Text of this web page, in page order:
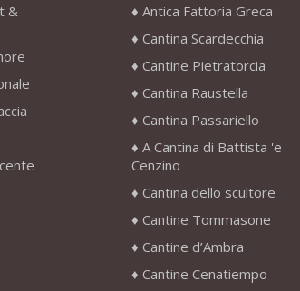
&
Antica Fattoria Greca
Cantina Scardecchia
Cantine Pietratorcia
Cantina Raustella
Cantina Passariello
A Cantina di Battista 'e
Cenzino
Cantina dello scultore
Cantine Tommasone
Cantine d’Ambra
Cantine Cenatiempo